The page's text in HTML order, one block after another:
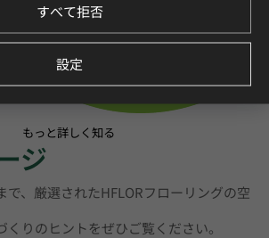
もっと詳しく知る
ジ
で、厳選されたHFLORフローリングの空
りのヒントをぜひご覧ください。
すべて拒否
設定